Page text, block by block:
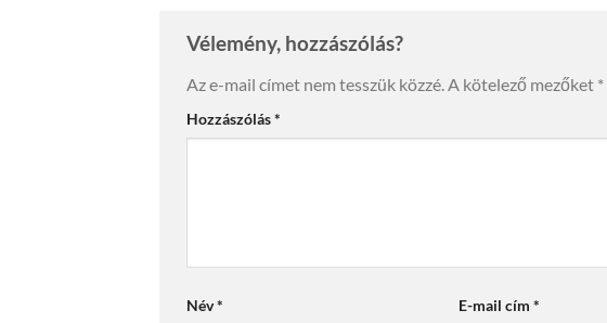
Vélemény, hozzászólás?
Az e-mail címet nem tesszük közzé. A kötelező mezőket *
Hozzászólás*
Név* E-mail cím *